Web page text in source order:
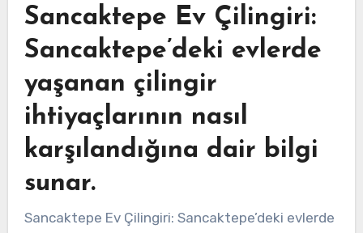
Sancaktepe Ev Çilingiri:
Sancaktepe’deki evlerde
yaşanan çilingir
ihtiyaçlarının nasıl
karşılandığına dair bilgi
sunar.
Sancaktepe Ev Çilingiri: Sancaktepe’deki evlerde